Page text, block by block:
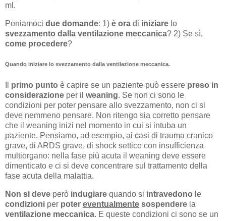
ml.
Poniamoci due domande: 1) è ora di iniziare lo
svezzamento dalla ventilazione meccanica? 2) Se sì,
come procedere?
Quando iniziare lo svezzamento dalla ventilazione meccanica.
primo punto è capire se un paziente può essere preso in
considerazione per il weaning. Se non ci sono le
condizioni per poter pensare allo svezzamento, non ci si
deve nemmeno pensare. Non ritengo sia corretto pensare
che il weaning inizi nel momento in cui si intuba un
paziente. Pensiamo, ad esempio, ai casi di trauma cranico
grave, di ARDS grave, di shock settico con insufficienza
multiorgano: nella fase più acuta il weaning deve essere
dimenticato e ci si deve concentrare sul trattamento della
fase acuta della malattia.
Non si deve però indugiare quando si intravedono le
condizioni per poter eventualmente sospendere la
ventilazione meccanica. E queste condizioni ci sono se un